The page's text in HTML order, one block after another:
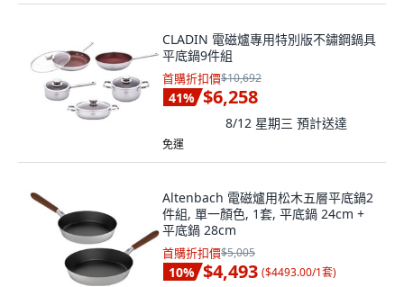
CLADIN 電磁爐專用特別版不鏽鋼鍋具
平底鍋9件組
首購折扣價$10,692
41% $6,258
8/12 星期三 預計送達
免運
Altenbach 電磁爐用松木五層平底鍋2
件組, 單一顏色, 1套, 平底鍋 24cm +
平底鍋 28cm
首購折扣價$5,005
10% $4,493 ($4493.00/1套)